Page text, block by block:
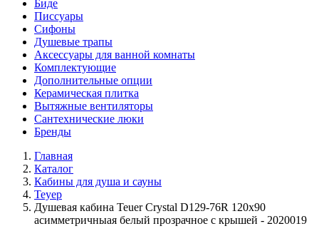
Биде
Писсуары
Сифоны
Душевые трапы
Аксессуары для ванной комнаты
Комплектующие
Дополнительные опции
Керамическая плитка
Вытяжные вентиляторы
Сантехнические люки
Бренды
Главная
Каталог
Кабины для душа и сауны
Теуер
Душевая кабина Teuer Crystal D129-76R 120х90
асимметричныая белый прозрачное с крышей - 2020019